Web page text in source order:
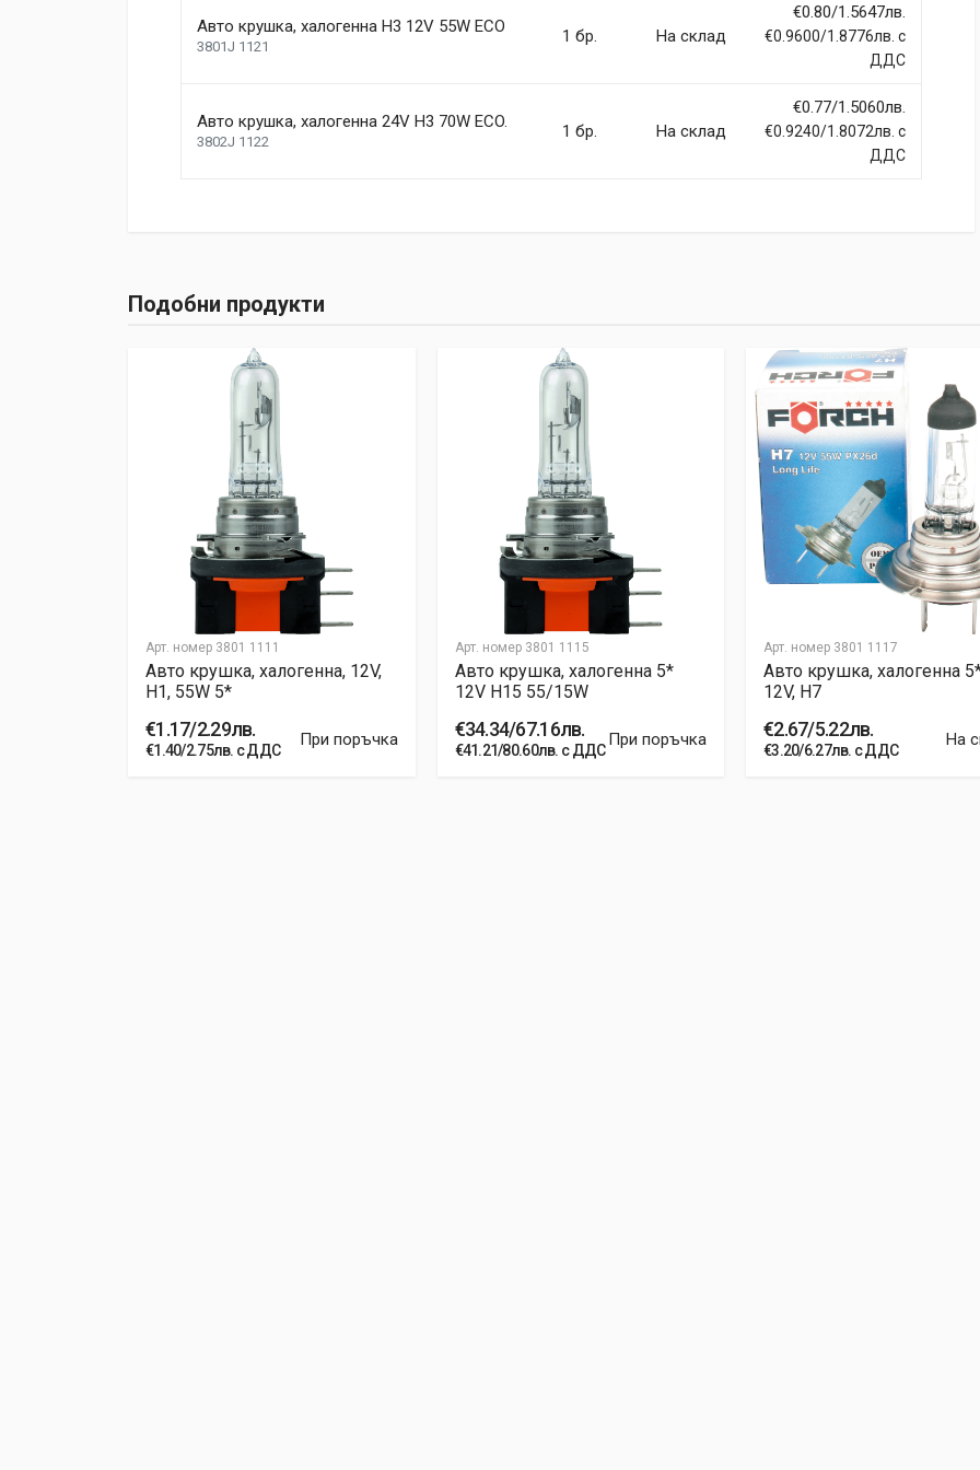
Post Your Review
Авто крушка, халогенна Н3 12V 55W ECO
3801J 1121
1 бр. На склад
€0.80/1.5647лв.
€0.9600/1.8776лв. с
ДДС
Авто крушка, халогенна 24V H3 70W ECO.
3802J 1122
1 бр. На склад
€0.77/1.5060лв.
€0.9240/1.8072лв. с
ДДС
Подобни продукти
Арт. номер 3801 1111
Авто крушка, халогенна, 12V,
H1, 55W 5*
€1.17/2.29лв.
€1.40/2.75лв. с ДДС
При поръчка
Арт. номер3801 1115
Авто крушка, халогенна 5*
12V H15 55/15W
€34.34/67.16лв.
€41.21/80.60лв. с ДДС
При поръчка
Арт. номер 3801 1117
Авто крушка, халогенна
12V, H7
€2.67/5.22лв.
€3.20/6.27лв. с ДДС
На